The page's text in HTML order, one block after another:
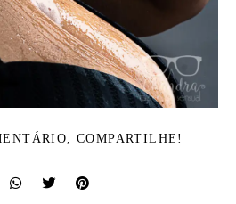
COMPARTILHE!